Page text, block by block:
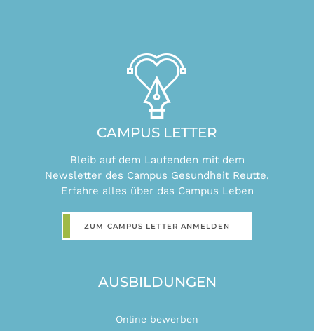
CAMPUS LETTER
Bleib auf dem Laufenden mit dem
Newsletter des Campus Gesundheit Reutte.
Erfahre alles über das Campus Leben
ZUM CAMPUS LETTER ANMELDEN
AUSBILDUNGEN
Online bewerben